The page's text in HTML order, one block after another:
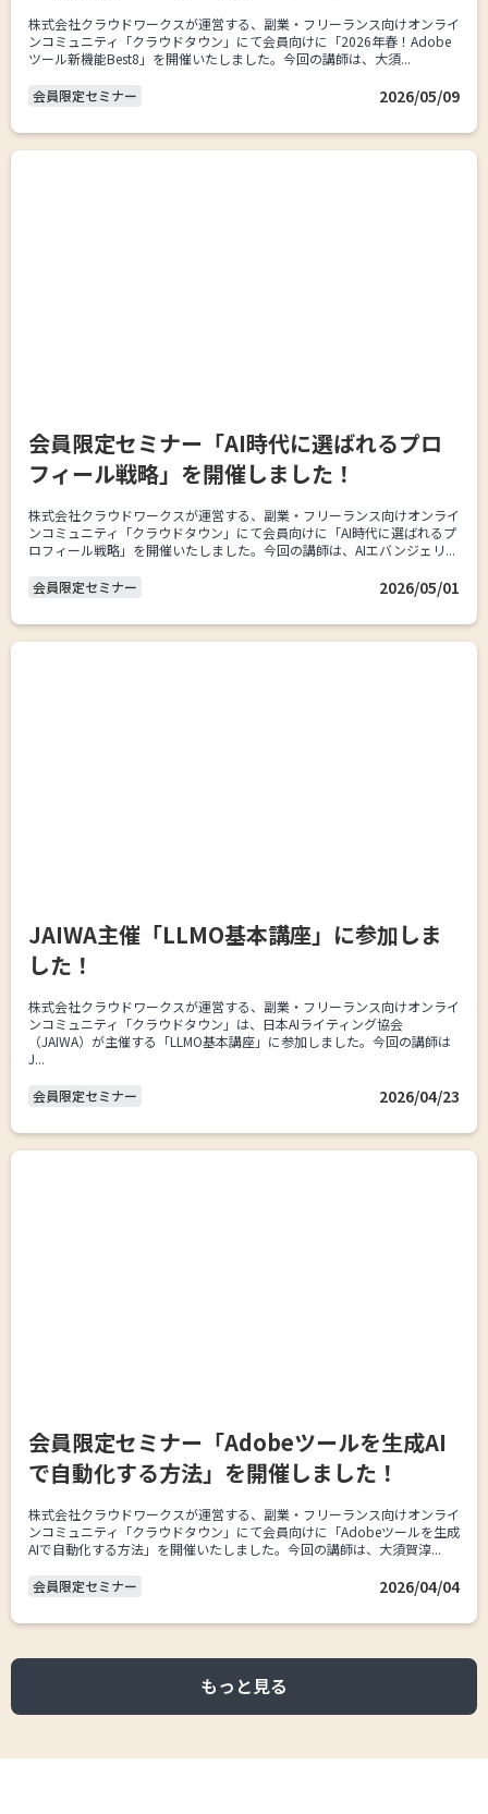
株式会社クラウドワークスが運営する、副業・フリーランス向けオンライ
ンコミュニティ「クラウドタウン」にて会員向けに「2026年春！Adobe
ツール新機能Best8」を開催いたしました。今回の講師は、大須...
会員限定セミナー
2026/05/09
会員限定セミナー「AI時代に選ばれるプロ
フィール戦略」を開催しました！
株式会社クラウドワークスが運営する、副業・フリーランス向けオンライ
ンコミュニティ「クラウドタウン」にて会員向けに「AI時代に選ばれるプ
ロフィール戦略」を開催いたしました。今回の講師は、AIエバンジェリ...
会員限定セミナー
2026/05/01
JAIWA主催「LLMO基本講座」に参加しま
した！
株式会社クラウドワークスが運営する、副業・フリーランス向けオンライ
ンコミュニティ「クラウドタウン」は、日本AIライティング協会
（JAIWA）が主催する「LLMO基本講座」に参加しました。今回の講師は
J...
会員限定セミナー
2026/04/23
会員限定セミナー「Adobeツールを生成AI
で自動化する方法」を開催しました！
株式会社クラウドワークスが運営する、副業・フリーランス向けオンライ
ンコミュニティ「クラウドタウン」にて会員向けに「Adobeツールを生成
AIで自動化する方法」を開催いたしました。今回の講師は、大須賀淳...
会員限定セミナー
2026/04/04
もっと見る